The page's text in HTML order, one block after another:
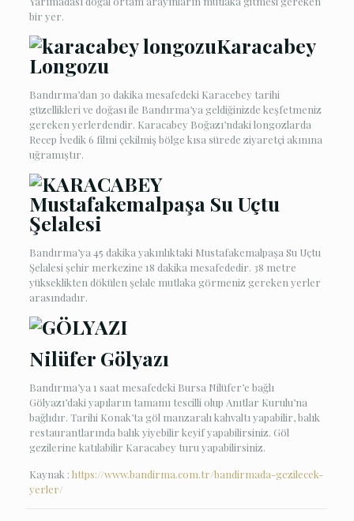
bir yer.
Karacabey
Longozu
Bandırma’dan 30 dakika mesafedeki Karacebey tarihi
güzellikleri ve doğası ile Bandırma’ya geldiğinizde keşfetmeniz
gereken yerlerdendir. Karacabey Boğazı’ndaki longozlarda
Recep İvedik 6 filmi çekilmiş bölge kısa sürede ziyaretçi akınına
uğramıştır.
Mustafakemalpaşa Su Uçtu
Şelalesi
Bandırma’ya 45 dakika yakınlıktaki Mustafakemalpaşa Su Uçtu
Şelalesi şehir merkezine 18 dakika mesafededir. 38 metre
yükseklikten dökülen şelale mutlaka görmeniz gereken yerler
arasındadır.
Nilüfer Gölyazı
Bandırma’ya 1 saat mesafedeki Bursa Nilüfer’e bağlı
Gölyazı’daki yapıların tamamı tescilli olup Anıtlar Kurulu’na
bağlıdır. Tarihi Konak’ta göl manzaralı kahvaltı yapabilir, balık
restaurantlarında balık yiyebilir keyif yapabilirsiniz. Göl
gezilerine katılabilir Karacabey turu yapabilirsiniz.
Kaynak : https://www.bandirma.com.tr/bandirmada-gezilecek-
yerler/